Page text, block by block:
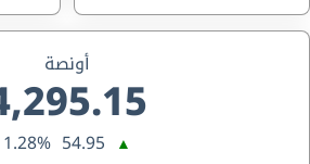
أونصة
▲
54.95
1.28%